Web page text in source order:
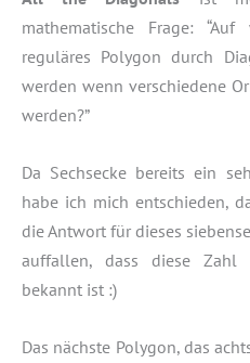
mathematische Frage:
reguläres Polygon durch
werden wenn verschiedene
werden?”
Da Sechsecke bereits ein
habe ich mich entschieden,
die Antwort für dieses
auffallen, dass diese
bekannt ist :)
Das nächste Polygon, das